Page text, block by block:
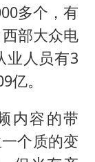
多个，有
部大众电
业人员有3
。
内容的带
个质的变